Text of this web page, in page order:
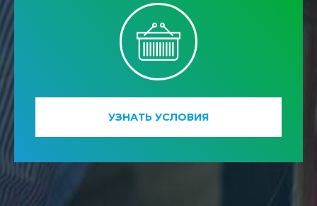
УЗНАТЬ УСЛОВИЯ